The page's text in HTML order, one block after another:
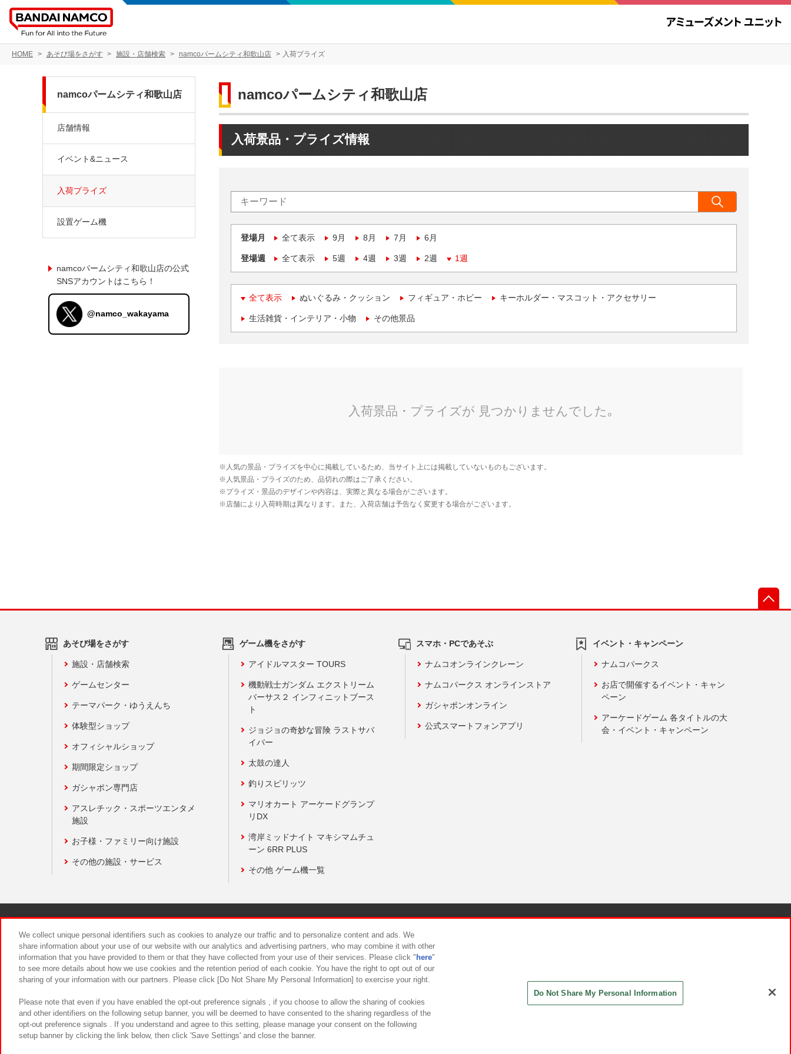
HOME あそび場をさがす 施設・店舗検索 namcoパームシティ和歌山店 入荷プライズ
namcoパームシティ和歌山店
入荷景品・プライズ情報
登場月 全て表示 9月 8月 7月 6月
登場週 全て表示 5週 4週 3週 2週 1週
全て表示 ぬいぐるみ・クッション フィギュア・ホビー キーホルダー・マスコット・アクセサリー
生活雑貨・インテリア・小物 その他景品
namcoパームシティ和歌山店
店舗情報
イベント&ニュース
入荷プライズ
設置ゲーム機
namcoパームシティ和歌山店の公式
SNSアカウントはこちら！
@namco_wakayama
あそび場をさがす
施設・店舗検索
ゲームセンター
テーマパーク・ゆうえんち
体験型ショップ
オフィシャルショップ
期間限定ショップ
ガシャポン専門店
アスレチック・スポーツエンタメ
施設
お子様・ファミリー向け施設
その他の施設・サービス
ゲーム機をさがす
アイドルマスター TOURS
機動戦士ガンダム エクストリーム
バーサス２ インフィニットブース
ト
ジョジョの奇妙な冒険 ラストサバ
イバー
太鼓の達人
釣りスピリッツ
マリオカート アーケードグランプ
リDX
湾岸ミッドナイト マキシマムチュ
ーン 6RR PLUS
その他 ゲーム機一覧
スマホ・PCであそぶ
ナムコオンラインクレーン
ナムコパークス オンラインストア
ガシャポンオンライン
公式スマートフォンアプリ
イベント・キャンペーン
ナムコパークス
お店で開催するイベント・キャン
ペーン
アーケードゲーム 各タイトルの大
会・イベント・キャンペーン
食品のご提供について カスタマーハラスメント対応方針
We collect unique personal identifiers such as cookies to analyze our traffic and to personalize content and ads. We
share information about your use of our website with our analytics and advertising partners, who may combine it with other
information that you have provided to them or that they have collected from your use of their services. Please click " here"
to see more details about how we use cookies and the retention period of each cookie. You have the right to opt out of our
sharing of your information with our partners. Please click [Do Not Share My Personal Information] to exercise your right.
Please note that even if you have enabled the opt-out preference signals , if you choose to allow the sharing of cookies
and other identifiers on the following setup banner, you will be deemed to have consented to the sharing regardless of the
opt-out preference signals . If you understand and agree to this setting, please manage your consent on the following
setup banner by clicking the link below, then click 'Save Settings' and close the banner.
Do Not Share My Personal Information